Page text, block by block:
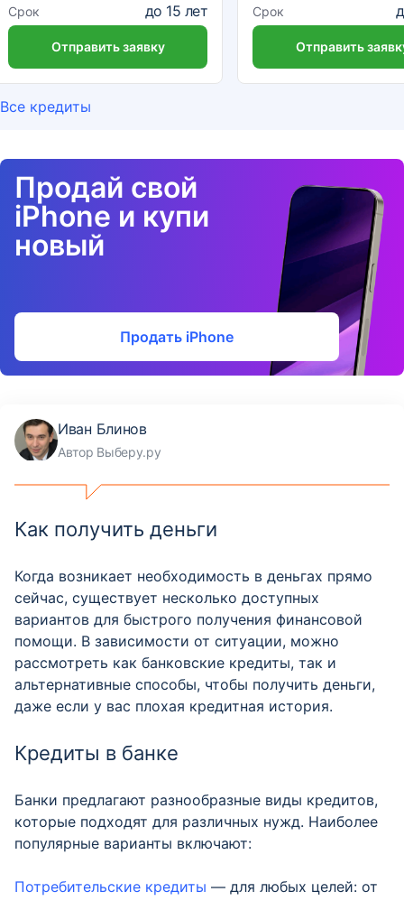
Срок до 15 лет
Отправить заявку
Срок
Отправить
Все кредиты
Продай свой
iPhone и купи
новый
Продать iPhone
Иван Блинов
Автор Выберу.ру
Как получить деньги
Когда возникает необходимость в деньгах прямо
сейчас, существует несколько доступных
вариантов для быстрого получения финансовой
помощи. В зависимости от ситуации, можно
рассмотреть как банковские кредиты, так и
альтернативные способы, чтобы получить деньги,
даже если у вас плохая кредитная история.
Кредиты в банке
Банки предлагают разнообразные виды кредитов,
которые подходят для различных нужд. Наиболее
популярные варианты включают:
Потребительские кредиты — для любых целей: от